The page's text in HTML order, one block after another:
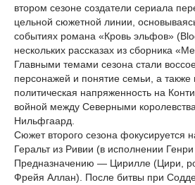
втором сезоне создатели сериала
цельной сюжетной линии,
событиях романа «Кровь эльфов»
нескольких рассказах из сборника
Главными темами сезона стали
персонажей и понятие семьи, а
политическая напряженность на
войной между Северными
Нильфгаард.
Сюжет второго сезона фокусируется
Геральт из Ривии (в исполнении
Предназначению — Цирилле (Цири,
Фрейя Аллан). После битвы при